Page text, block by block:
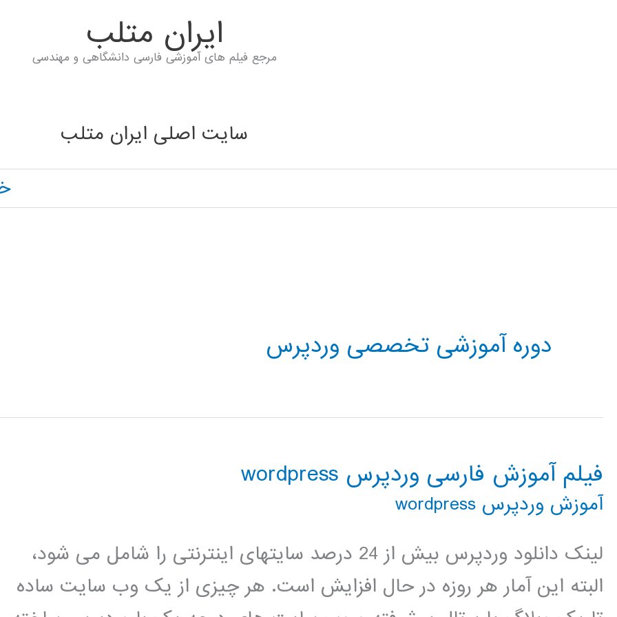
ايران متلب
مرجع فیلم های آموزشی فارسی دانشگاهی و مهندسی
سایت اصلی ایران متلب
دوره آموزشی تخصصی وردپرس
فیلم آموزش فارسی وردپرس wordpress
آموزش وردپرس wordpress
لینک دانلود وردپرس بیش از 24 درصد سایتهای اینترنتی را شامل می شود،
البته این آمار هر روزه در حال افزایش است. هر چیزی از یک وب سایت ساده